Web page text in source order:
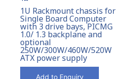
1U Rackmount chassis for
Single Board Computer
with 3 drive bays, PICMG
1.0/ 1.3 backplane and
optional
250W/300W/460W/520W
ATX power supply
Add to Enquiry